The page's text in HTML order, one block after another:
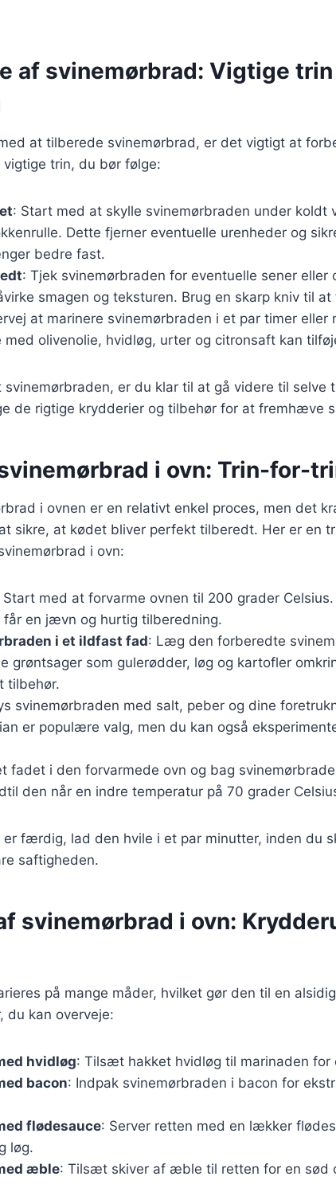
af svinemørbrad: Vigtige
at tilberede svinemørbrad, er det vigtigt at
trin, du bør følge:
: Start med at skylle svinemørbraden under koldt
Dette fjerner eventuelle urenheder og
bedre fast.
: Tjek svinemørbraden for eventuelle sener eller
smagen og teksturen. Brug en skarp kniv til
at marinere svinemørbraden i et par timer eller
med olivenolie, hvidløg, urter og citronsaft kan
er du klar til at gå videre til selve
de rigtige krydderier og tilbehør for at fremhæve
i ovn: Trin-for-
i ovnen er en relativt enkel proces, men det
sikre, at kødet bliver perfekt tilberedt. Her er en
i ovn:
Start med at forvarme ovnen til 200 grader
får en jævn og hurtig tilberedning.
i et ildfast fad: Læg den forberedte
grøntsager som gulerødder, løg og kartofler
tilbehør.
svinemørbraden med salt, peber og dine
er populære valg, men du kan også
fadet i den forvarmede ovn og bag
den når en indre temperatur på 70 grader
er færdig, lad den hvile i et par minutter, inden du
saftigheden.
svinemørbrad i ovn:
på mange måder, hvilket gør den til en
du kan overveje:
hvidløg: Tilsæt hakket hvidløg til marinaden for
bacon: Indpak svinemørbraden i bacon for
flødesauce: Server retten med en lækker
løg.
æble: Tilsæt skiver af æble til retten for en sød